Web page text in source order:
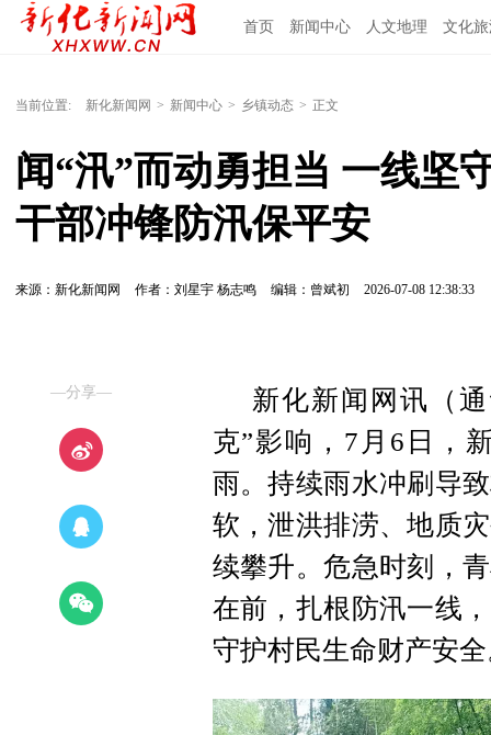
首页 新闻中心 人文地理 文化
当前位置: 新化新闻网 > 新闻中心 > 乡镇动态 > 正文
闻“汛”而动勇担当 一线
干部冲锋防汛保平安
来源：新化新闻网 作者：刘星宇 杨志鸣 编辑：曾斌初 2026-07-08 12:38:33
—分享—
新化新闻网讯（
克”影响，7月6日，
雨。持续雨水冲刷导
软，泄洪排涝、地质
续攀升。危急时刻，
在前，扎根防汛一线
守护村民生命财产安